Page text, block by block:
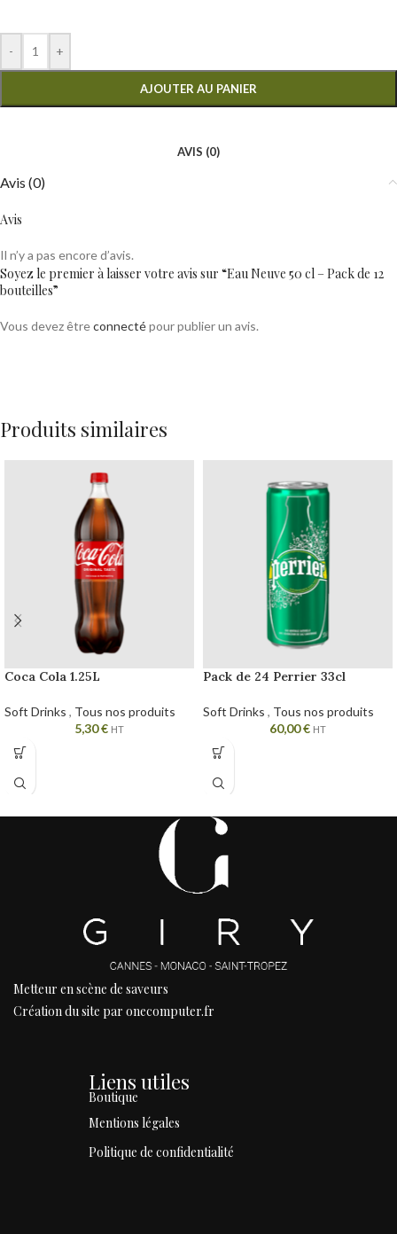
- +
AJOUTER AU PANIER
AVIS (0)
Avis (0)
Avis
Il n’y a pas encore d’avis.
Soyez le premier à laisser votre avis sur “Eau Neuve 50 cl – Pack de 12
bouteilles”
Vous devez êtreconnectépour publier un avis.
Produits similaires
Coca Cola 1.25L
Soft Drinks , Tous nos produits
5,30€ HT
Pack de 24 Perrier 33cl
Soft Drinks , Tous nos produits
60,00€ HT
Metteur en scène de saveurs
Création du site par onecomputer.fr
Liens utiles
Boutique
Mentions légales
Politique de confidentialité